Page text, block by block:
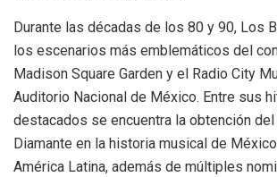
Durante las décadas de los 80 y 90, Los
los escenarios más emblemáticos del
Madison Square Garden y el Radio City
Auditorio Nacional de México. Entre sus
destacados se encuentra la obtención
Diamante en la historia musical de
América Latina, además de múltiples